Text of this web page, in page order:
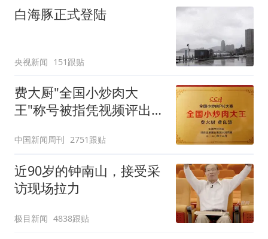
白海豚正式登陆
央视新闻 151跟贴
费大厨"全国小炒肉大
王"称号被指凭视频评出
中国新闻周刊 2751跟贴
近90岁的钟南山，接受采
访现场拉力
极目新闻 4838跟贴